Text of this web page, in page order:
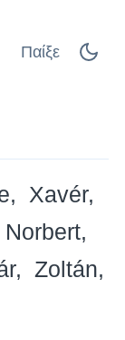
Παίξε
Xavér
Norbert
Zoltán